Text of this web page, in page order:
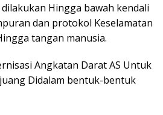
Hingga bawah kendali
dan protokol Keselamatan
tangan manusia.
Angkatan Darat AS Untuk
Didalam bentuk-bentuk